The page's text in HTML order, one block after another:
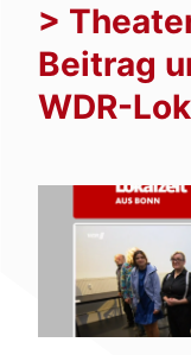
>
Beitrag
WDR-